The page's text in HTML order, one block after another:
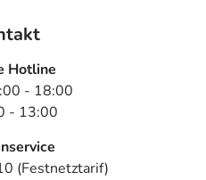
Hotline
- 18:00
- 13:00
(Festnetztarif)